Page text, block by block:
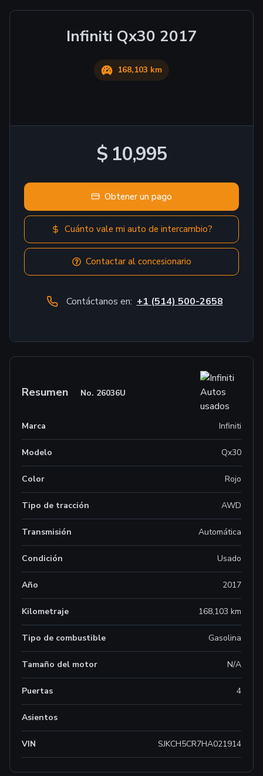
Infiniti Qx30 2017
168,103 km
$ 10,995
Obtener un pago
Cuánto vale mi auto de intercambio?
Contactar al concesionario
Contáctanos en: +1 (514) 500-2658
Resumen No. 26036U
Marca Infiniti
Modelo Qx30
Color Rojo
Tipo de tracción AWD
Transmisión Automática
Condición Usado
Año 2017
Kilometraje 168,103 km
Tipo de combustible Gasolina
Tamaño del motor N/A
Puertas 4
Asientos
VIN SJKCH5CR7HA021914